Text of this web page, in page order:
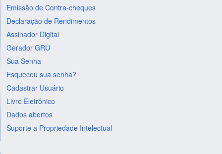
Emissão de Contra-cheques
Declaração de Rendimentos
Assinador Digital
Gerador GRU
Sua Senha
Esqueceu sua senha?
Cadastrar Usuário
Livro Eletrônico
Dados abertos
Suporte a Propriedade Intelectual